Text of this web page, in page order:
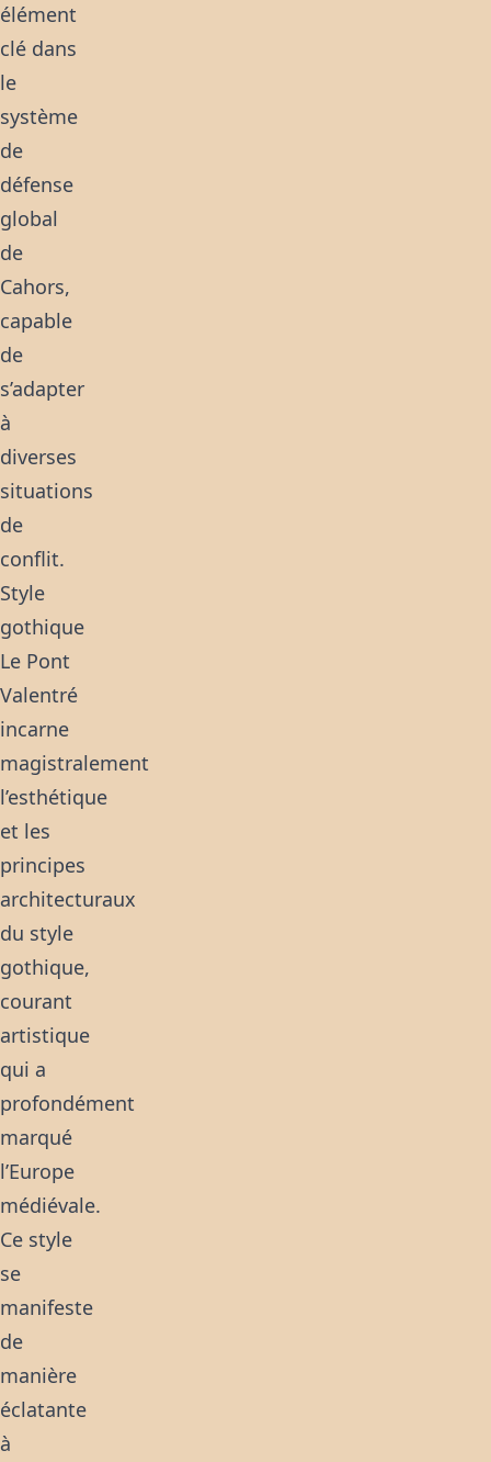
élément
clé dans
le
système
de
défense
global
de
Cahors,
capable
de
s’adapter
à
diverses
situations
de
conflit.
Style
gothique
Le Pont
Valentré
incarne
magistralement
l’esthétique
et les
principes
architecturaux
du style
gothique,
courant
artistique
qui a
profondément
marqué
l’Europe
médiévale.
Ce style
se
manifeste
de
manière
éclatante
à